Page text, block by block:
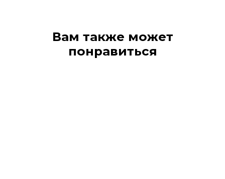
Вам также может
понравиться